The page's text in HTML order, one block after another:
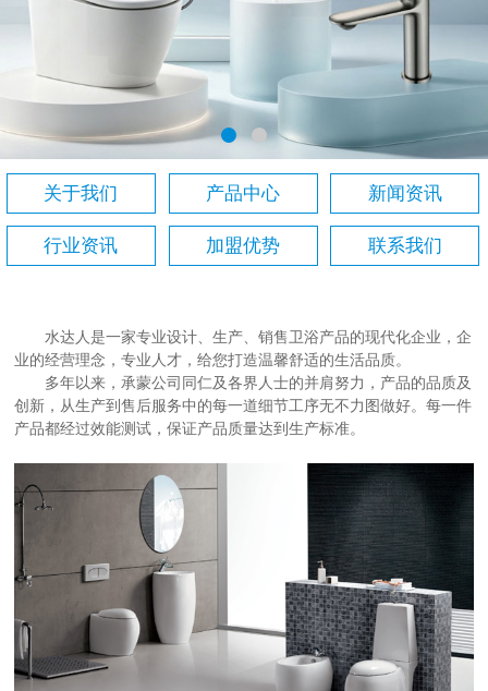
关于我们 产品中心 新闻资讯
行业资讯 加盟优势 联系我们
水达人是一家专业设计、生产、销售卫浴产品的现代化企业，企
业的经营理念，专业人才，给您打造温馨舒适的生活品质。
多年以来，承蒙公司同仁及各界人士的并肩努力，产品的品质及
创新，从生产到售后服务中的每一道细节工序无不力图做好。每一件
产品都经过效能测试，保证产品质量达到生产标准。